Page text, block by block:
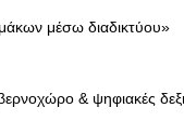
μέσω διαδικτύου»
& ψηφιακές